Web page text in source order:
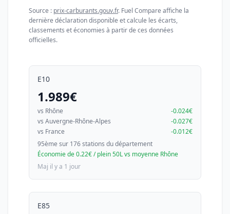
Source : prix-carburants.gouv.fr. Fuel Compare affiche la
dernière déclaration disponible et calcule les écarts,
classements et économies à partir de ces données
officielles.
E10
1.989€
vs Rhône
-0.024€
vs Auvergne-Rhône-Alpes
-0.027€
vs France
-0.012€
95ème sur 176 stations du département
Économie de 0.22€ / plein 50L vs moyenne Rhône
Maj il y a 1 jour
E85